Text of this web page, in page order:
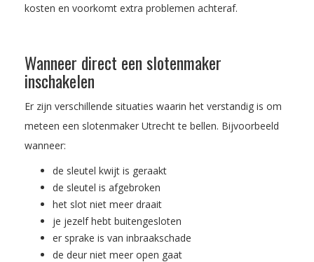
kosten en voorkomt extra problemen achteraf.
Wanneer direct een slotenmaker
inschakelen
Er zijn verschillende situaties waarin het verstandig is om
meteen een slotenmaker Utrecht te bellen. Bijvoorbeeld
wanneer:
de sleutel kwijt is geraakt
de sleutel is afgebroken
het slot niet meer draait
je jezelf hebt buitengesloten
er sprake is van inbraakschade
de deur niet meer open gaat